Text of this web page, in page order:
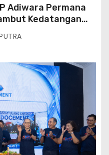
Adiwara Permana
Kedatangan
Barat